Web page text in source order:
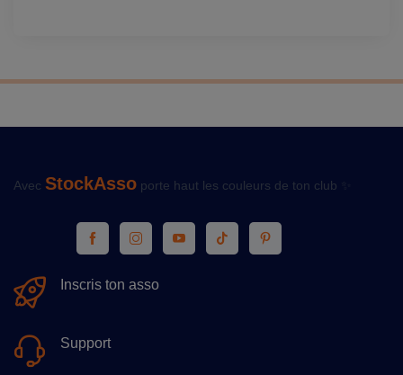
Avec StockAsso porte haut les couleurs de ton club ✨
Inscris ton asso
Support